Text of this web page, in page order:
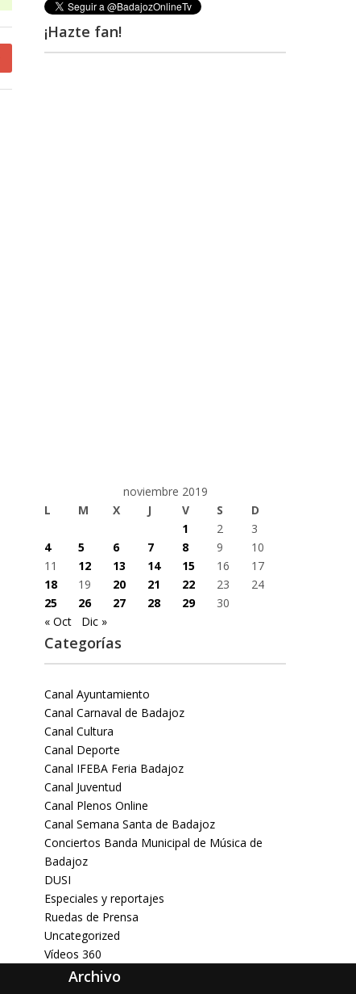
¡Hazte fan!
noviembre 2019
L
M X J V S
D
1
2
3
4
5 6 7 8 9
10
11
12 13 14 15 16
17
18
19 20 21 22 23
24
25
26 27 28 29
30
« Oct
Dic »
Categorías
Canal Ayuntamiento
Canal Carnaval de Badajoz
Canal Cultura
Canal Deporte
Canal IFEBA Feria Badajoz
Canal Juventud
Canal Plenos Online
Canal Semana Santa de Badajoz
Conciertos Banda Municipal de Música de
Badajoz
DUSI
Especiales y reportajes
Ruedas de Prensa
Uncategorized
Vídeos 360
Archivo